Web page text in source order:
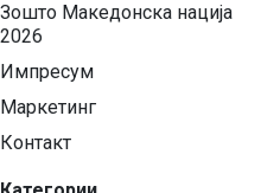
Зошто Македонска нација
2026
Импресум
Маркетинг
Контакт